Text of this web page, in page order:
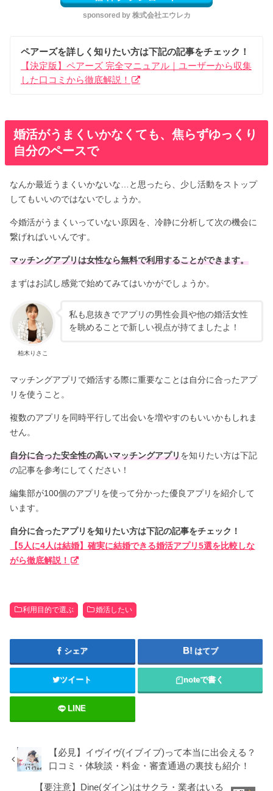
sponsored by 株式会社エウレカ
ペアーズを詳しく知りたい方は下記の記事をチェック！
【決定版】ペアーズ 完全マニュアル｜ユーザーから収集
した口コミから徹底解説！
婚活がうまくいかなくても、焦らずゆっくり
自分のペースで
なんか最近うまくいかないな…と思ったら、少し活動をストップ
してもいいのではないでしょうか。
今婚活がうまくいっていない原因を、冷静に分析して次の機会に
繋げればいいんです。
マッチングアプリは女性なら無料で利用することができます。
まずはお試し感覚で始めてみてはいかがでしょうか。
柏木りさこ
私も息抜きでアプリの男性会員や他の婚活女性
を眺めることで新しい視点が持てましたよ！
マッチングアプリで婚活する際に重要なことは自分に合ったアプ
リを使うこと。
複数のアプリを同時平行して出会いを増やすのもいいかもしれま
せん。
自分に合った安全性の高いマッチングアプリを知りたい方は下記
の記事を参考にしてください！
編集部が100個のアプリを使って分かった優良アプリを紹介して
います。
自分に合ったアプリを知りたい方は下記の記事をチェック！
【5人に4人は結婚】確実に結婚できる婚活アプリ5選を比較しな
がら徹底解説！
利用目的で選ぶ 婚活したい
シェア はてブ
ツイート noteで書く
LINE
【必見】イヴイヴ(イブイブ)って本当に出会える？
口コミ・体験談・料金・審査通過の裏技も紹介！
【要注意】Dine(ダイン)はサクラ・業者はいる